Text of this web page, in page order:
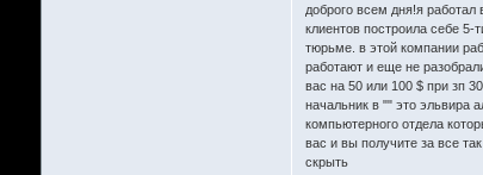
доброго всем дня!я
клиентов построила себе
тюрьме. в этой компании
работают и еще не
вас на 50 или 100 $ при зп
начальник в "" это эльвира
компьютерного отдела
вас и вы получите за все
скрыть